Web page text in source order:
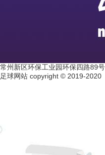
常州新区环保工业园环保四路89号
足球网站 copyright © 2019-